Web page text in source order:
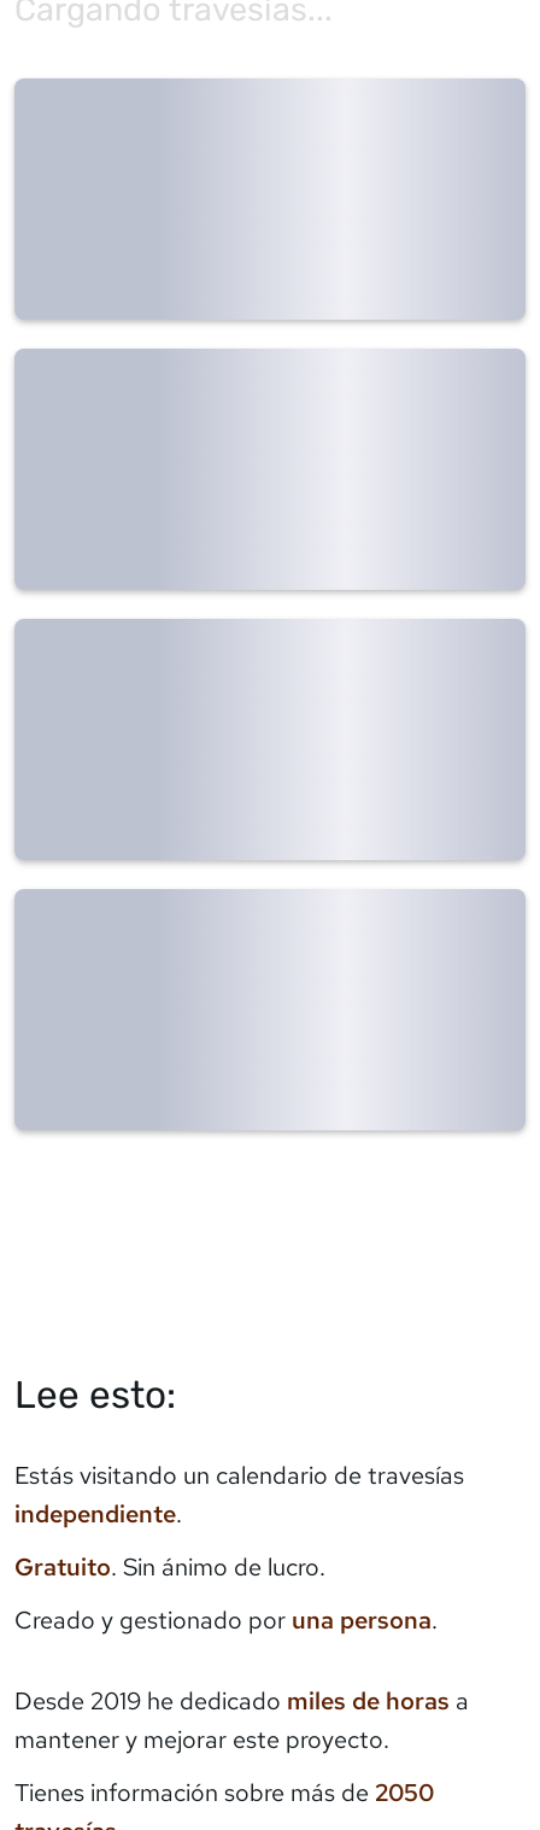
Cargando travesías...
Lee esto:
Estás visitando un calendario de travesías
independiente.
Gratuito. Sin ánimo de lucro.
Creado y gestionado por una persona.
Desde 2019 he dedicado miles de horas a
mantener y mejorar este proyecto.
Tienes información sobre más de 2050